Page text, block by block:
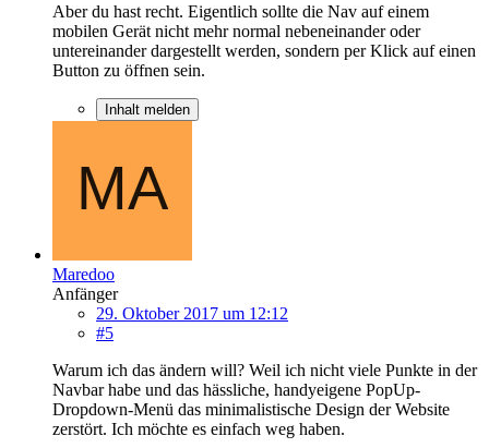
Aber du hast recht. Eigentlich sollte die Nav auf einem
mobilen Gerät nicht mehr normal nebeneinander oder
untereinander dargestellt werden, sondern per Klick auf einen
Button zu öffnen sein.
Inhalt melden
Maredoo
Anfänger
29. Oktober 2017 um 12:12
#5
Warum ich das ändern will? Weil ich nicht viele Punkte in der
Navbar habe und das hässliche, handyeigene PopUp-
Dropdown-Menü das minimalistische Design der Website
zerstört. Ich möchte es einfach weg haben.